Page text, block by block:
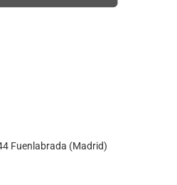
Fuenlabrada (Madrid)